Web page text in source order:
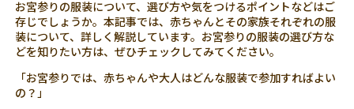
お宮参りの服装について、選び方や気をつけるポイントなどはご
存じでしょうか。本記事では、赤ちゃんとその家族それぞれの服
装について、詳しく解説しています。お宮参りの服装の選び方な
どを知りたい方は、ぜひチェックしてみてください。
「お宮参りでは、赤ちゃんや大人はどんな服装で参加すればよい
の？」